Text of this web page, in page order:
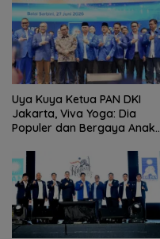
Uya Kuya Ketua PAN DKI
Jakarta, Viva Yoga: Dia
Populer dan Bergaya Anak